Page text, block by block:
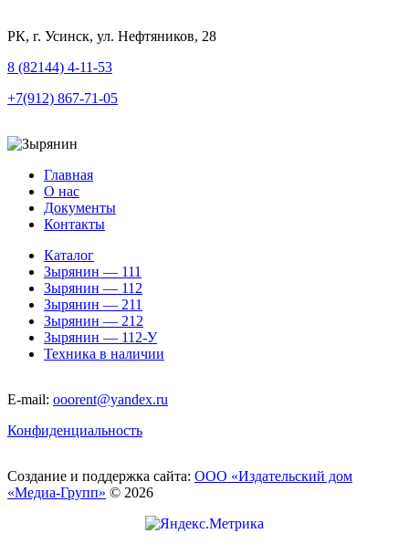
РК, г. Усинск, ул. Нефтяников, 28
8 (82144) 4-11-53
+7(912) 867-71-05
Главная
О нас
Документы
Контакты
Каталог
Зырянин — 111
Зырянин — 112
Зырянин — 211
Зырянин — 212
Зырянин — 112-У
Техника в наличии
E-mail: ooorent@yandex.ru
Конфиденциальность
Создание и поддержка сайта: ООО «Издательский дом
«Медиа-Групп» © 2026